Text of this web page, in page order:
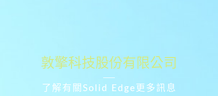
敦擎科技股份有限公司
了解有關Solid Edge更多訊息